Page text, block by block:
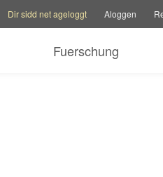
Dir sidd net ageloggt Aloggen
Fuerschung
Nëmmen$19.90*$89